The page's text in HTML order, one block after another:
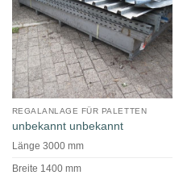
REGALANLAGE FÜR PALETTEN
unbekannt unbekannt
Länge 3000 mm
Breite 1400 mm